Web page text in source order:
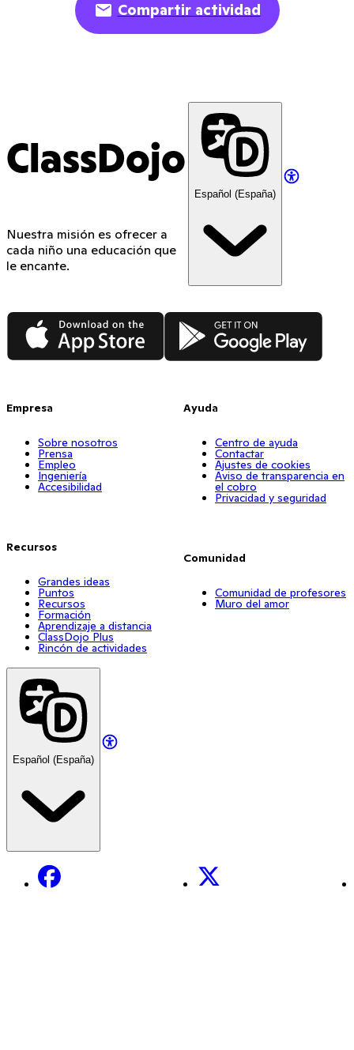
Compartir actividad
ClassDojo
Nuestra misión es ofrecer a
cada niño una educación que
le encante.
Español (España)
App Store Google Play
Empresa
Sobre nosotros
Prensa
Empleo
Ingeniería
Accesibilidad
Recursos
Grandes ideas
Puntos
Recursos
Formación
Aprendizaje a distancia
ClassDojo Plus
Rincón de actividades
Ayuda
Centro de ayuda
Contactar
Ajustes de cookies
Aviso de transparencia en
el cobro
Privacidad y seguridad
Comunidad
Comunidad de profesores
Muro del amor
Español (España)
Facebook X